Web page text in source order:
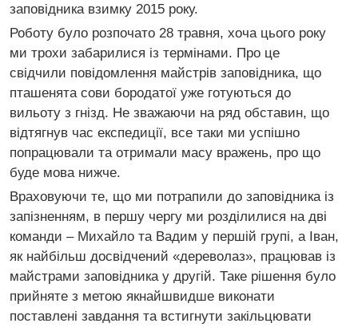
заповідника взимку 2015 року.
Роботу було розпочато 28 травня, хоча цього року
ми трохи забарилися із термінами. Про це
свідчили повідомлення майстрів заповідника, що
пташенята сови бородатої уже готуються до
вильоту з гнізд. Не зважаючи на ряд обставин, що
відтягнув час експедиції, все таки ми успішно
попрацювали та отримали масу вражень, про що
буде мова нижче.
Враховуючи те, що ми потрапили до заповідника із
запізненням, в першу чергу ми розділилися на дві
команди – Михайло та Вадим у першій групі, а Іван,
як найбільш досвідчений «дереволаз», працював із
майстрами заповідника у другій. Таке рішення було
прийняте з метою якнайшвидше виконати
поставлені завдання та встигнути закільцювати